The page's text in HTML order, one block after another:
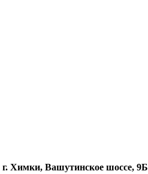
г. Химки, Вашутинское шоссе, 9Б